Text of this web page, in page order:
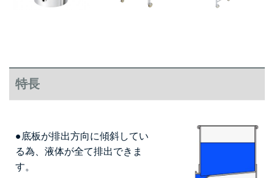
特長
●底板が排出方向に傾斜してい
る為、液体が全て排出できま
す。